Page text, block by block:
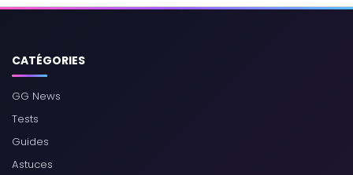
CATÉGORIES
GG News
Tests
Guides
Astuces